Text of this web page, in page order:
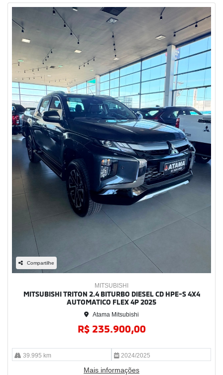
Compartilhe
MITSUBISHI
MITSUBISHI TRITON 2.4 BITURBO DIESEL CD HPE-S 4X4
AUTOMATICO FLEX 4P 2025
Atama Mitsubishi
R$ 235.900,00
39.995 km 2024/2025
Mais informações